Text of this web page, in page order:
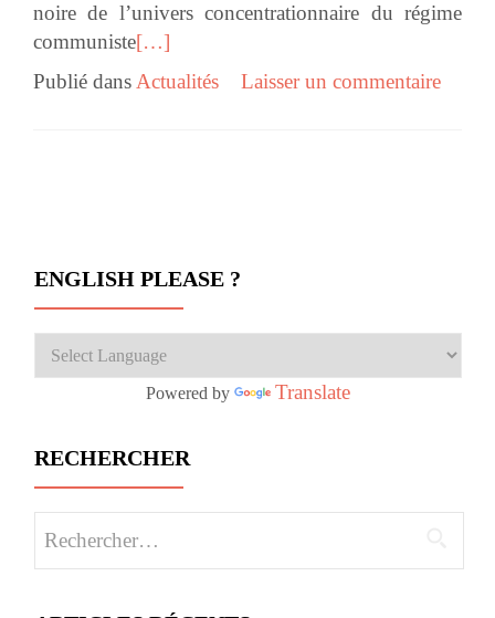
noire de l’univers concentrationnaire du régime
communiste[…]
Publié dans Actualités Laisser un commentaire
ENGLISH PLEASE ?
Powered by Translate
RECHERCHER